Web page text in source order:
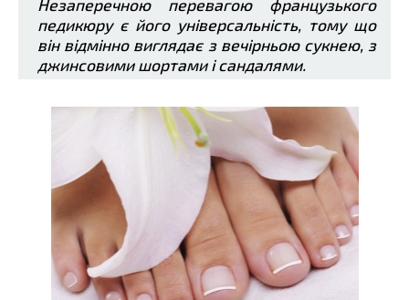
Незаперечною перевагою французького
педикюру є його універсальність, тому що
він відмінно виглядає з вечірньою сукнею, з
джинсовими шортами і сандалями.